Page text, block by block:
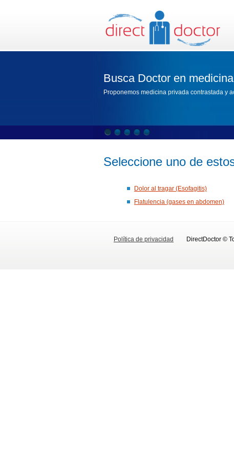
Busca Doctor en
Proponemos medicina privada contrastada y
Seleccione uno de
Dolor al tragar (Esofagitis)
Flatulencia (gases en abdomen)
Política de privacidad DirectDoctor ©